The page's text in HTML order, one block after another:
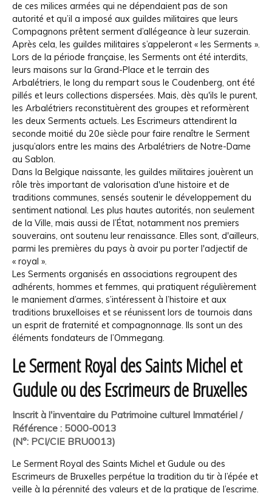
de ces milices armées qui ne dépendaient pas de son
autorité et qu’il a imposé aux guildes militaires que leurs
Compagnons prêtent serment d’allégeance à leur suzerain.
Après cela, les guildes militaires s’appeleront « les Serments ».
Lors de la période française, les Serments ont été interdits,
leurs maisons sur la Grand-Place et le terrain des
Arbalétriers, le long du rempart sous le Coudenberg, ont été
pillés et leurs collections dispersées. Mais, dès qu'ils le purent,
les Arbalétriers reconstituèrent des groupes et reformèrent
les deux Serments actuels. Les Escrimeurs attendirent la
seconde moitié du 20e siècle pour faire renaître le Serment
jusqu’alors entre les mains des Arbalétriers de Notre-Dame
au Sablon.
Dans la Belgique naissante, les guildes militaires jouèrent un
rôle très important de valorisation d'une histoire et de
traditions communes, sensés soutenir le développement du
sentiment national. Les plus hautes autorités, non seulement
de la Ville, mais aussi de l’État, notamment nos premiers
souverains, ont soutenu leur renaissance. Elles sont, d'ailleurs,
parmi les premières du pays à avoir pu porter l'adjectif de
« royal ».
Les Serments organisés en associations regroupent des
adhérents, hommes et femmes, qui pratiquent régulièrement
le maniement d’armes, s’intéressent à l’histoire et aux
traditions bruxelloises et se réunissent lors de tournois dans
un esprit de fraternité et compagnonnage. Ils sont un des
éléments fondateurs de l’Ommegang.
Le Serment Royal des Saints Michel et
Gudule ou des Escrimeurs de Bruxelles
Inscrit à l'inventaire du Patrimoine culturel Immatériel /
Référence : 5000-0013
(N°: PCI/CIE BRU0013)
Le Serment Royal des Saints Michel et Gudule ou des
Escrimeurs de Bruxelles perpétue la tradition du tir à l’épée et
veille à la pérennité des valeurs et de la pratique de l’escrime.